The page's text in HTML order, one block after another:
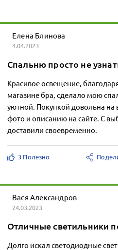
Елена Блинова
4.04.2023
Спальню просто не
Красивое освещение,
магазине бра, сделало мою
уютной. Покупкой довольна на
фото и описанию на сайте. С
доставили своевременно.
3 Полезно
Вася Александров
24.03.2023
Отличные светильники
Долго искал светодиодные